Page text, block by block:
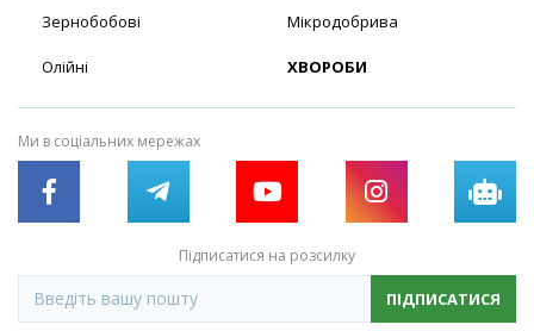
Зернобобові
Олійні
Мікродобрива
ХВОРОБИ
Ми в соціальних мережах
Підписатися на розсилку
ПІДПИСАТИСЯ